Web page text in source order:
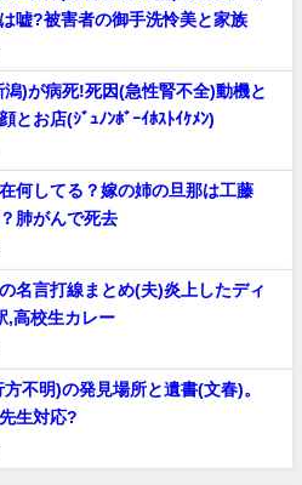
嘘?被害者の御手洗怜美と家族
潟)が病死!死因(急性腎不全)動機と
とお店(ｼﾞｭﾉﾝﾎﾞｰｲﾎｽﾄｲｹﾒﾝ)
何してる？嫁の姉の旦那は工藤
肺がんで死去
名言打線まとめ(夫)炎上したディ
,高校生カレー
方不明)の発見場所と遺書(文春)。
生対応?